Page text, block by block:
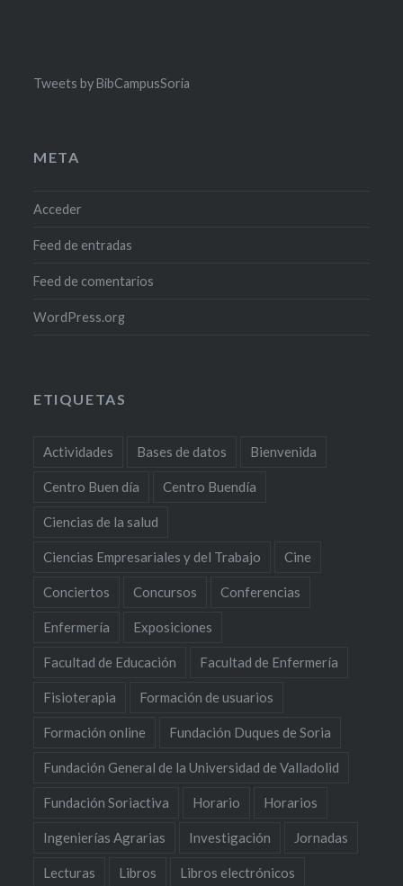
Tweets by BibCampusSoria
META
Acceder
Feed de entradas
Feed de comentarios
WordPress.org
ETIQUETAS
Actividades Bases de datos Bienvenida
Centro Buen día Centro Buendía
Ciencias de la salud
Ciencias Empresariales y del Trabajo Cine
Conciertos Concursos Conferencias
Enfermería Exposiciones
Facultad de Educación Facultad de Enfermería
Fisioterapia Formación de usuarios
Formación online Fundación Duques de Soria
Fundación General de la Universidad de Valladolid
Fundación Soriactiva Horario Horarios
Ingenierías Agrarias Investigación Jornadas
Lecturas Libros Libros electrónicos